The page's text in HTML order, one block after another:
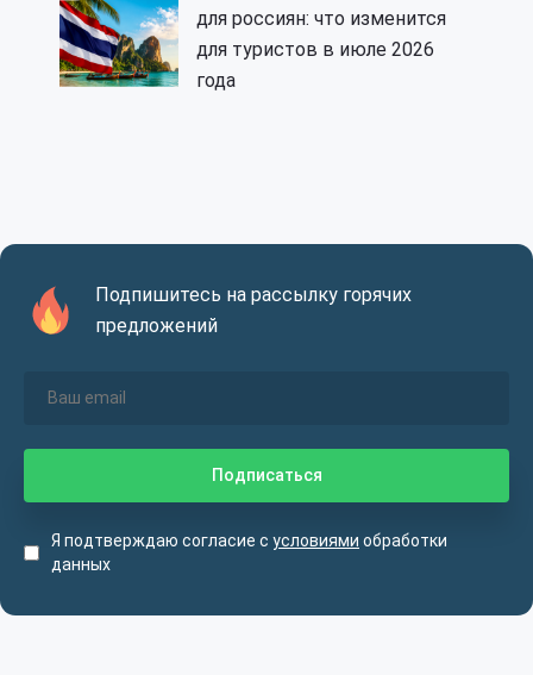
для россиян: что изменится
для туристов в июле 2026
года
Подпишитесь на рассылку горячих
предложений
Я подтверждаю согласие с условиями обработки
данных